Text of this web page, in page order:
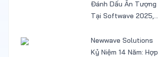
mình
Đánh Dấu Ấn Tượng
Tại Softwave 2025,
Thị Trường Hàn
Quốc
Newwave Solutions
Kỷ Niệm 14 Năm: Hợp